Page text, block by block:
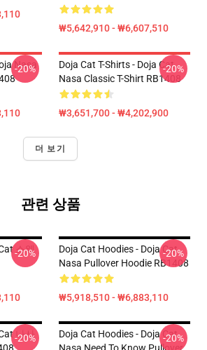
₩5,642,910 - ₩6,607,510
Nasa
-20%
Doja Cat T-Shirts - Doja Cat
Nasa Classic T-Shirt RB1408
₩3,651,700 - ₩4,202,900
-20%
더 보기
관련 상품
스웨
-20%
Doja Cat Hoodies - Doja Cat
Nasa Pullover Hoodie RB1408
₩5,918,510 - ₩6,883,110
-20%
나사
-20%
Doja Cat Hoodies - Doja Cat
-20%